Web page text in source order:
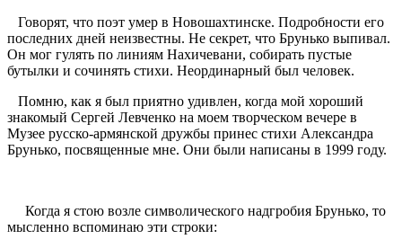
Говорят, что поэт умер в Новошахтинске. Подробности его
последних дней неизвестны. Не секрет, что Брунько выпивал.
Он мог гулять по линиям Нахичевани, собирать пустые
бутылки и сочинять стихи. Неординарный был человек.
Помню, как я был приятно удивлен, когда мой хороший
знакомый Сергей Левченко на моем творческом вечере в
Музее русско-армянской дружбы принес стихи Александра
Брунько, посвященные мне. Они были написаны в 1999 году.
Когда я стою возле символического надгробия Брунько, то
мысленно вспоминаю эти строки: